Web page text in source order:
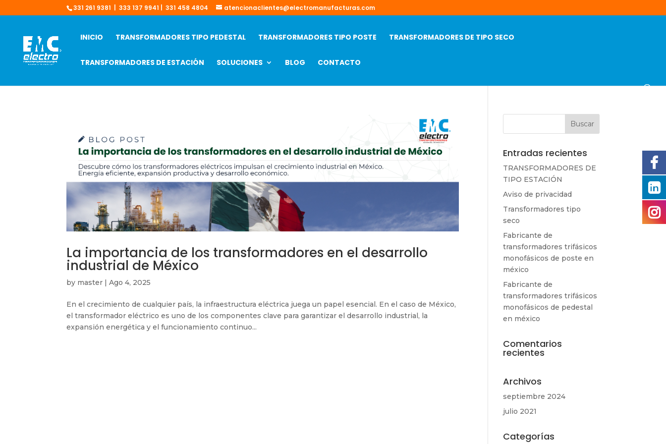
331 261 9381 | 333 137 9941 | 331 458 4804 atencionaclientes@electromanufacturas.com
INICIO TRANSFORMADORES TIPO PEDESTAL TRANSFORMADORES TIPO POSTE TRANSFORMADORES DE TIPO SECO
TRANSFORMADORES DE ESTACIÓN SOLUCIONES BLOG CONTACTO
La importancia de los transformadores en el desarrollo
industrial de México
by master |Ago 4, 2025
En el crecimiento de cualquier país, la infraestructura eléctrica juega un papel esencial. En el caso de México,
el transformador eléctrico es uno de los componentes clave para garantizar el desarrollo industrial, la
expansión energética y el funcionamiento continuo...
Entradas recientes
TRANSFORMADORES DE
TIPO ESTACIÓN
Aviso de privacidad
Transformadores tipo
seco
Fabricante de
transformadores trifásicos
monofásicos de poste en
méxico
Fabricante de
transformadores trifásicos
monofásicos de pedestal
en méxico
Comentarios
recientes
Archivos
septiembre 2024
julio 2021
Categorías